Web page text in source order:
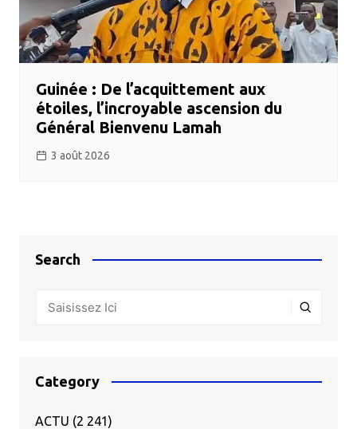
Guinée : De l’acquittement aux
étoiles, l’incroyable ascension du
Général Bienvenu Lamah
3 août 2026
Search
Category
ACTU (2 241)